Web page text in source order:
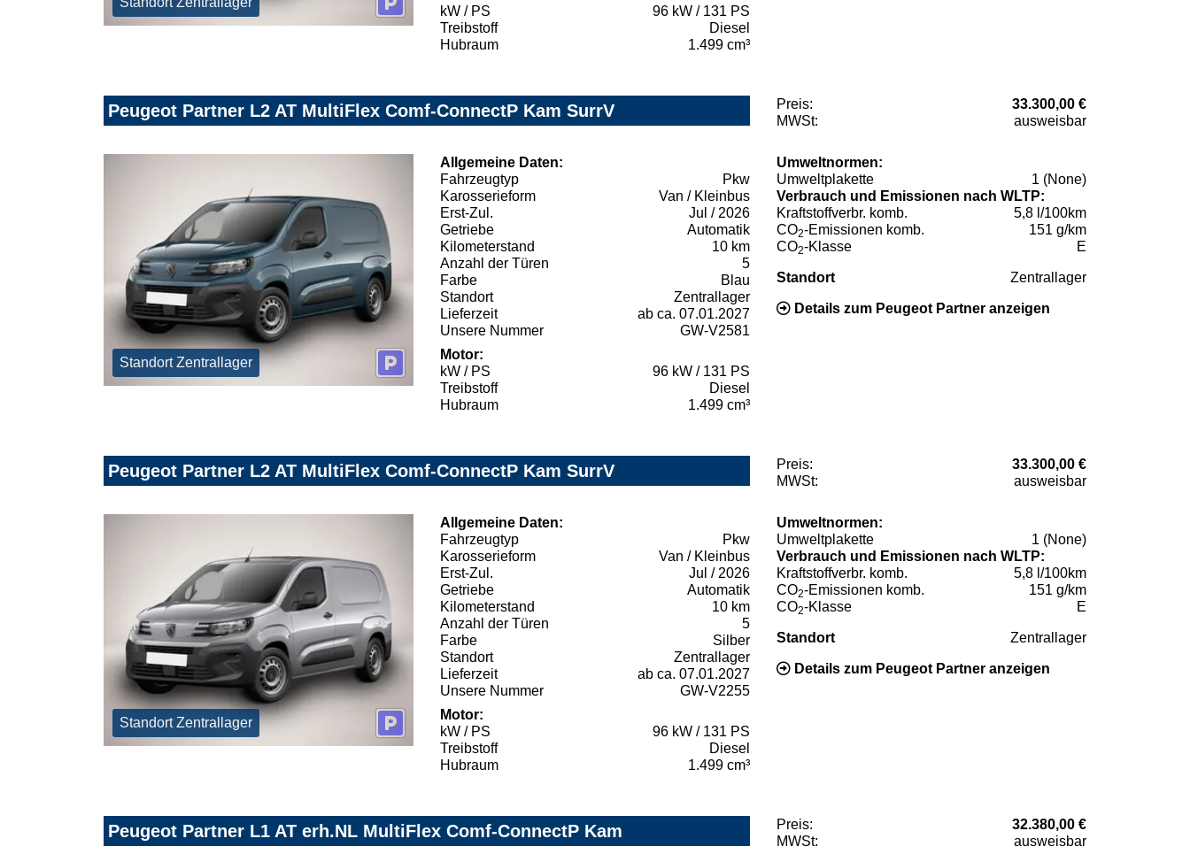
kW / PS
96 kW / 131 PS
Treibstoff
Diesel
Hubraum
1.499 cm³
Peugeot Partner L2 AT MultiFlex Comf-ConnectP Kam SurrV Preis:
33.300,00 €
MWSt:
ausweisbar
Standort Zentrallager
Allgemeine Daten:
Fahrzeugtyp
Pkw
Karosserieform
Van / Kleinbus
Erst-Zul.
Jul / 2026
Getriebe
Automatik
Kilometerstand
10 km
Anzahl der Türen
5
Farbe
Blau
Standort
Zentrallager
Lieferzeit
ab ca. 07.01.2027
Unsere Nummer
GW-V2581
Motor:
kW / PS
96 kW / 131 PS
Treibstoff
Diesel
Hubraum
1.499 cm³
Umweltnormen:
Umweltplakette
1 (None)
Verbrauch und Emissionen nach WLTP:
Kraftstoffverbr. komb.
5,8 l/100km
CO2-Emissionen komb.
151 g/km
CO2-Klasse E
Standort Zentrallager
Details zum Peugeot Partner anzeigen
Peugeot Partner L2 AT MultiFlex Comf-ConnectP Kam SurrV Preis:
33.300,00 €
MWSt:
ausweisbar
Standort Zentrallager
Allgemeine Daten:
Fahrzeugtyp
Pkw
Karosserieform
Van / Kleinbus
Erst-Zul.
Jul / 2026
Getriebe
Automatik
Kilometerstand
10 km
Anzahl der Türen
5
Farbe
Silber
Standort
Zentrallager
Lieferzeit
ab ca. 07.01.2027
Unsere Nummer
GW-V2255
Motor:
kW / PS
96 kW / 131 PS
Treibstoff
Diesel
Hubraum
1.499 cm³
Umweltnormen:
Umweltplakette
1 (None)
Verbrauch und Emissionen nach WLTP:
Kraftstoffverbr. komb.
5,8 l/100km
CO2-Emissionen komb.
151 g/km
CO2-Klasse E
Standort Zentrallager
Details zum Peugeot Partner anzeigen
Peugeot Partner L1 AT erh.NL MultiFlex Comf-ConnectP Kam Preis:
32.380,00 €
MWSt:
ausweisbar